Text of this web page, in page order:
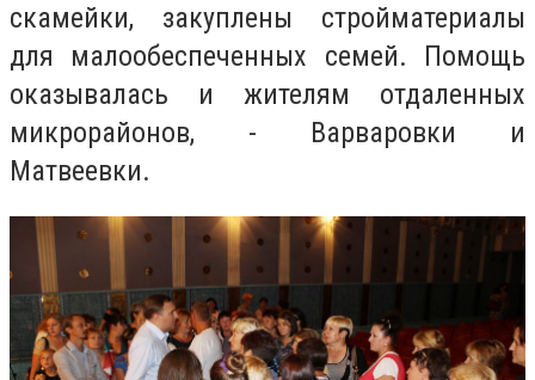
скамейки, закуплены стройматериалы
для малообеспеченных семей. Помощь
оказывалась и жителям отдаленных
микрорайонов, - Варваровки и
Матвеевки.